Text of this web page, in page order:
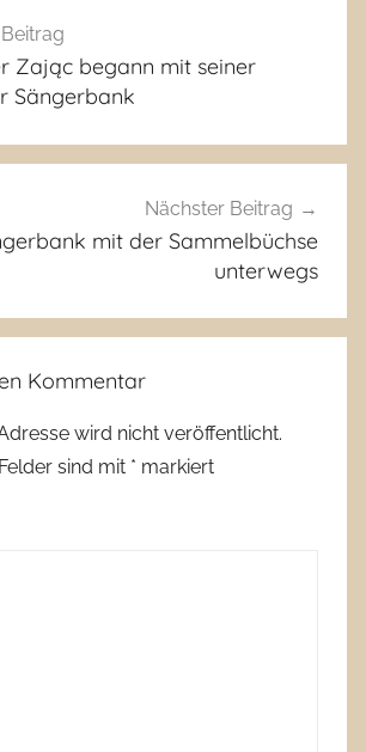
Zając begann mit seiner
Sängerbank
Nächster Beitrag
mit der Sammelbüchse
unterwegs
Kommentar
wird nicht veröffentlicht.
sind mit * markiert